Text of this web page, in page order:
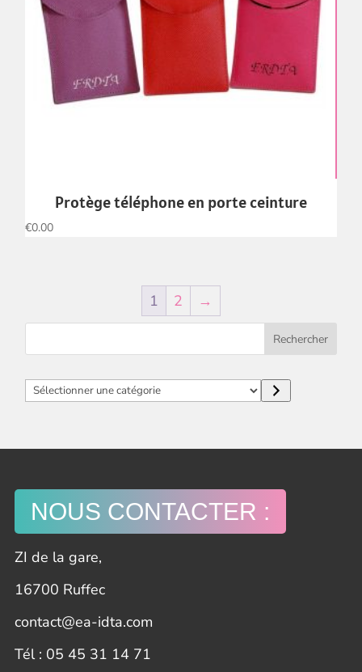
Protège téléphone en porte ceinture
€0.00
1 2 →
Rechercher
Sélectionner
une
NOUS CONTACTER :
ZI de la gare,
16700 Ruffec
contact@ea-idta.com
​Tél : 05 45 31 14 71